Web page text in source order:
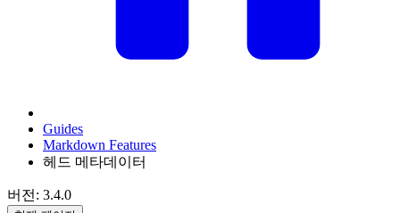
Guides
Markdown Features
헤드 메타데이터
버전: 3.4.0